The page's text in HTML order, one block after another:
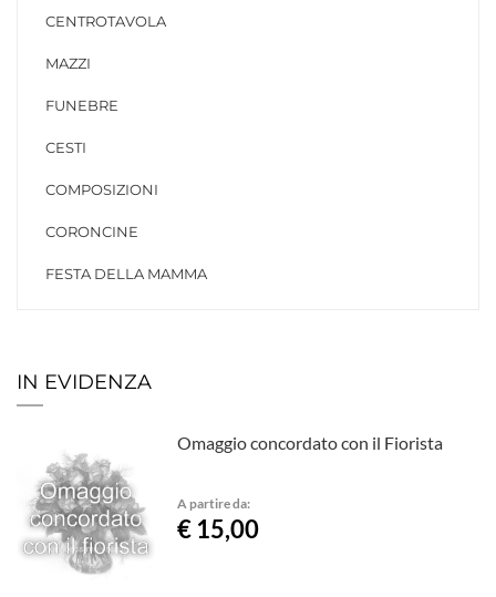
CENTROTAVOLA
MAZZI
FUNEBRE
CESTI
COMPOSIZIONI
CORONCINE
FESTA DELLA MAMMA
IN EVIDENZA
Omaggio concordato con il Fiorista
A partire da:
€ 15,00